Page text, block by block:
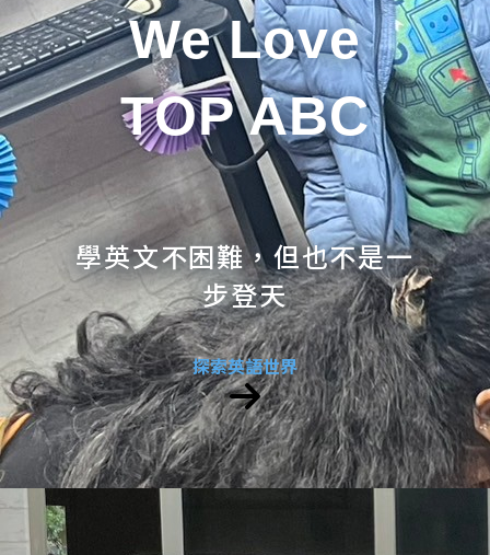
We Love
TOP ABC
學英文不困難，但也不是一
步登天
探索英語世界